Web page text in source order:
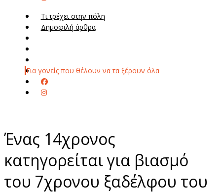
Τι τρέχει στην πόλη
Δημοφιλή άρθρα
Για γονείς που θέλουν να τα ξέρουν όλα
Ένας 14χρονος
κατηγορείται για βιασμό
του 7χρονου ξαδέλφου του